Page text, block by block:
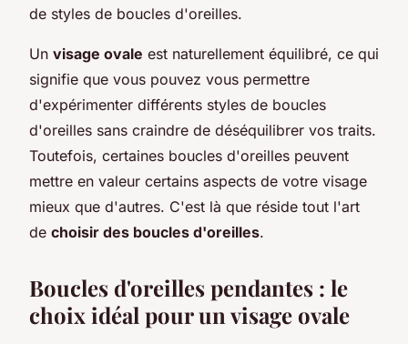
de styles de boucles d'oreilles.
Un visage ovale est naturellement équilibré, ce qui
signifie que vous pouvez vous permettre
d'expérimenter différents styles de boucles
d'oreilles sans craindre de déséquilibrer vos traits.
Toutefois, certaines boucles d'oreilles peuvent
mettre en valeur certains aspects de votre visage
mieux que d'autres. C'est là que réside tout l'art
de choisir des boucles d'oreilles.
Boucles d'oreilles pendantes : le
choix idéal pour un visage ovale